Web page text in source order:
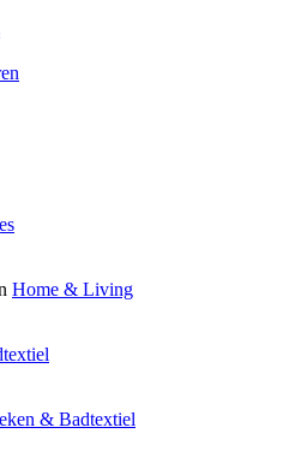
Home & Living
& Badtextiel